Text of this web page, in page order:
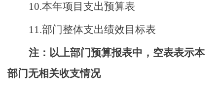
10.本年项目支出预算表
11.部门整体支出绩效目标表
注：以上部门预算报表中，空表表示本
部门无相关收支情况